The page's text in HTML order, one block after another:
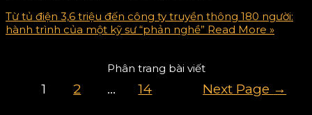
Từ tủ điện 3,6 triệu đến công ty truyền thông 180 người:
hành trình của một kỹ sư “phản nghề” Read More »
Phân trang bài viết
1 2 … 14 Next Page →